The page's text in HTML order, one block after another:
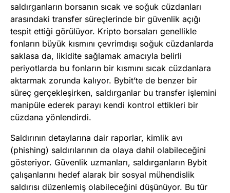
saldırganların borsanın sıcak ve soğuk cüzdanları
arasındaki transfer süreçlerinde bir güvenlik açığı
tespit ettiği görülüyor. Kripto borsaları genellikle
fonların büyük kısmını çevrimdışı soğuk cüzdanlarda
saklasa da, likidite sağlamak amacıyla belirli
periyotlarda bu fonların bir kısmını sıcak cüzdanlara
aktarmak zorunda kalıyor. Bybit’te de benzer bir
süreç gerçekleşirken, saldırganlar bu transfer işlemini
manipüle ederek parayı kendi kontrol ettikleri bir
cüzdana yönlendirdi.
Saldırının detaylarına dair raporlar, kimlik avı
(phishing) saldırılarının da olaya dahil olabileceğini
gösteriyor. Güvenlik uzmanları, saldırganların Bybit
çalışanlarını hedef alarak bir sosyal mühendislik
saldırısı düzenlemiş olabileceğini düşünüyor. Bu tür